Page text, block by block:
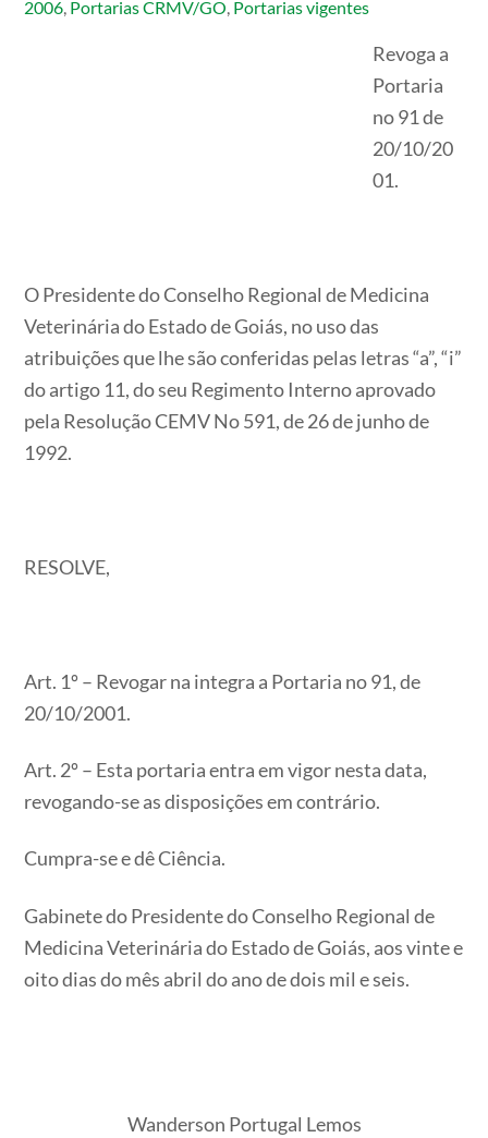
2006, Portarias CRMV/GO, Portarias vigentes
Revoga a
Portaria
no 91 de
20/10/20
01.
O Presidente do Conselho Regional de Medicina
Veterinária do Estado de Goiás, no uso das
atribuições que lhe são conferidas pelas letras “a”, “i”
do artigo 11, do seu Regimento Interno aprovado
pela Resolução CEMV No 591, de 26 de junho de
1992.
RESOLVE,
Art. 1º – Revogar na integra a Portaria no 91, de
20/10/2001.
Art. 2º – Esta portaria entra em vigor nesta data,
revogando-se as disposições em contrário.
Cumpra-se e dê Ciência.
Gabinete do Presidente do Conselho Regional de
Medicina Veterinária do Estado de Goiás, aos vinte e
oito dias do mês abril do ano de dois mil e seis.
Wanderson Portugal Lemos